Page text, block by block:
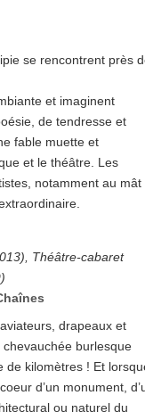
se rencontrent près
et imaginent
de tendresse et
fable muette et
et le théâtre. Les
notamment au mât
Théâtre-cabaret
drapeaux et
burlesque
de kilomètres ! Et
d’un monument,
ou naturel du